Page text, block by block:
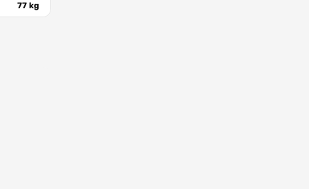
77 kg